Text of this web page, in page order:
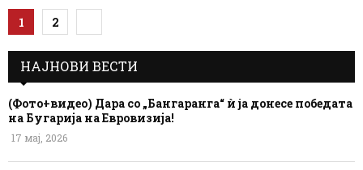
Posts
pagination
1 2
НАЈНОВИ ВЕСТИ
(Фото+видео) Дара со „Бангаранга“ ѝ ја донесе победата
на Бугарија на Евровизија!
17 мај, 2026